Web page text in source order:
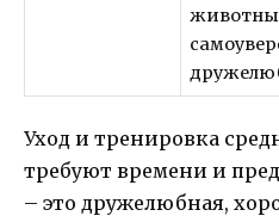
Уход и тренировка
требуют времени и
– это дружелюбная,